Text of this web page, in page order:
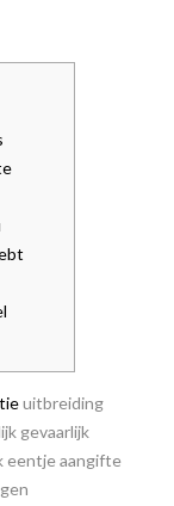
uitbreiding
gevaarlijk
eentje aangifte